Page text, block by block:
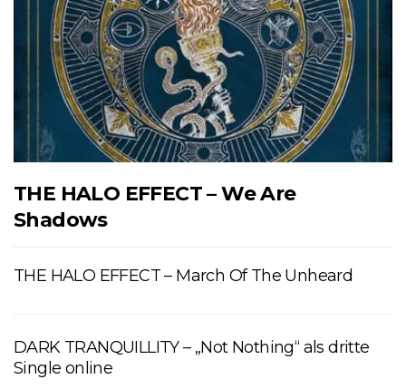
THE HALO EFFECT – We Are
Shadows
THE HALO EFFECT – March Of The Unheard
DARK TRANQUILLITY – „Not Nothing“ als dritte
Single online